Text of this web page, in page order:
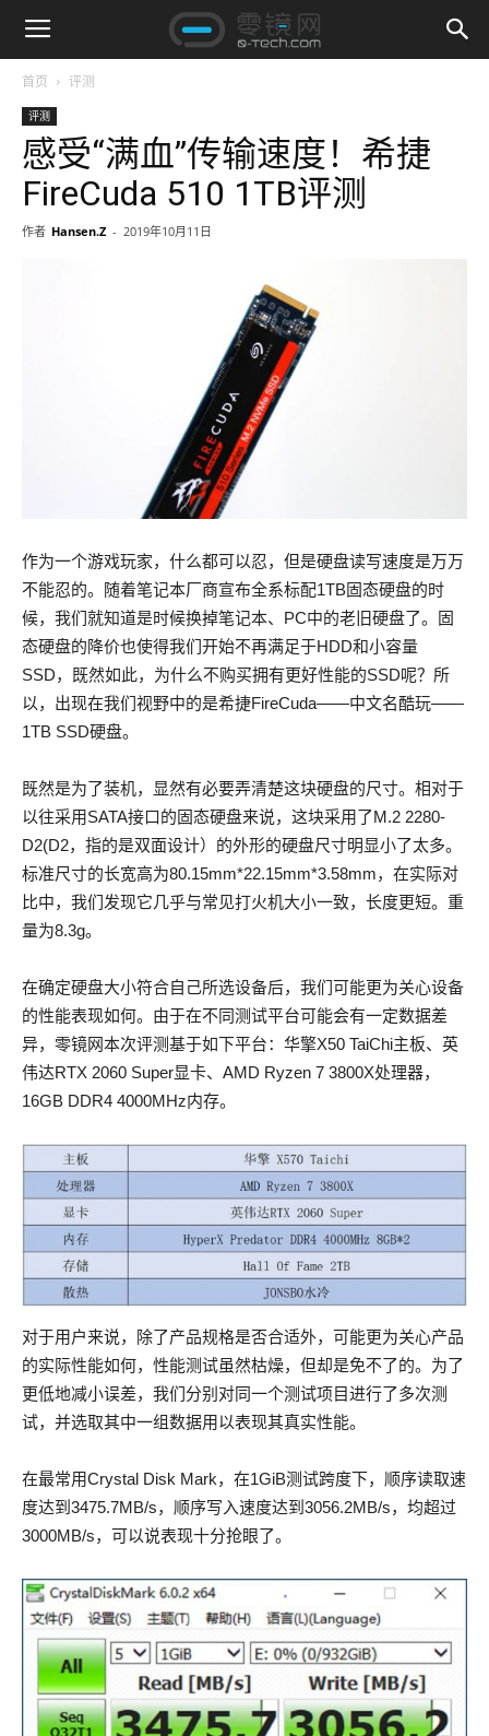
首页 评测
评测
感受“满血”传输速度！希捷
FireCuda 510 1TB评测
作者 Hansen.Z - 2019年10月11日
作为一个游戏玩家，什么都可以忍，但是硬盘读写速度是万万
不能忍的。随着笔记本厂商宣布全系标配1TB固态硬盘的时
候，我们就知道是时候换掉笔记本、PC中的老旧硬盘了。固
态硬盘的降价也使得我们开始不再满足于HDD和小容量
SSD，既然如此，为什么不购买拥有更好性能的SSD呢？所
以，出现在我们视野中的是希捷FireCuda——中文名酷玩——
1TB SSD硬盘。
既然是为了装机，显然有必要弄清楚这块硬盘的尺寸。相对于
以往采用SATA接口的固态硬盘来说，这块采用了M.2 2280-
D2(D2，指的是双面设计）的外形的硬盘尺寸明显小了太多。
标准尺寸的长宽高为80.15mm*22.15mm*3.58mm，在实际对
比中，我们发现它几乎与常见打火机大小一致，长度更短。重
量为8.3g。
在确定硬盘大小符合自己所选设备后，我们可能更为关心设备
的性能表现如何。由于在不同测试平台可能会有一定数据差
异，零镜网本次评测基于如下平台：华擎X50 TaiChi主板、英
伟达RTX 2060 Super显卡、AMD Ryzen 7 3800X处理器，
16GB DDR4 4000MHz内存。
对于用户来说，除了产品规格是否合适外，可能更为关心产品
的实际性能如何，性能测试虽然枯燥，但却是免不了的。为了
更低地减小误差，我们分别对同一个测试项目进行了多次测
试，并选取其中一组数据用以表现其真实性能。
在最常用Crystal Disk Mark，在1GiB测试跨度下，顺序读取速
度达到3475.7MB/s，顺序写入速度达到3056.2MB/s，均超过
3000MB/s，可以说表现十分抢眼了。